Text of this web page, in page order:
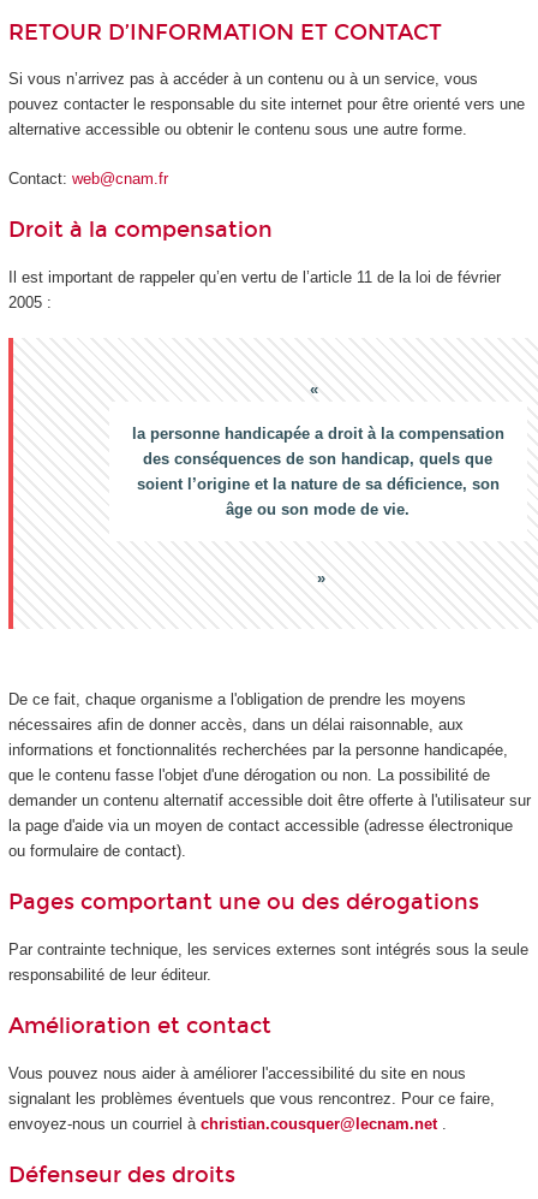
RETOUR D’INFORMATION ET CONTACT
Si vous n’arrivez pas à accéder à un contenu ou à un service, vous
pouvez contacter le responsable du site internet pour être orienté vers une
alternative accessible ou obtenir le contenu sous une autre forme.
Contact: web@cnam.fr
Droit à la compensation
Il est important de rappeler qu’en vertu de l’article 11 de la loi de février
2005 :
la personne handicapée a droit à la compensation
des conséquences de son handicap, quels que
soient l’origine et la nature de sa déficience, son
âge ou son mode de vie.
De ce fait, chaque organisme a l'obligation de prendre les moyens
nécessaires afin de donner accès, dans un délai raisonnable, aux
informations et fonctionnalités recherchées par la personne handicapée,
que le contenu fasse l'objet d'une dérogation ou non. La possibilité de
demander un contenu alternatif accessible doit être offerte à l'utilisateur sur
la page d'aide via un moyen de contact accessible (adresse électronique
ou formulaire de contact).
Pages comportant une ou des dérogations
Par contrainte technique, les services externes sont intégrés sous la seule
responsabilité de leur éditeur.
Amélioration et contact
Vous pouvez nous aider à améliorer l'accessibilité du site en nous
signalant les problèmes éventuels que vous rencontrez. Pour ce faire,
envoyez-nous un courriel à christian.cousquer@lecnam.net
Défenseur des droits